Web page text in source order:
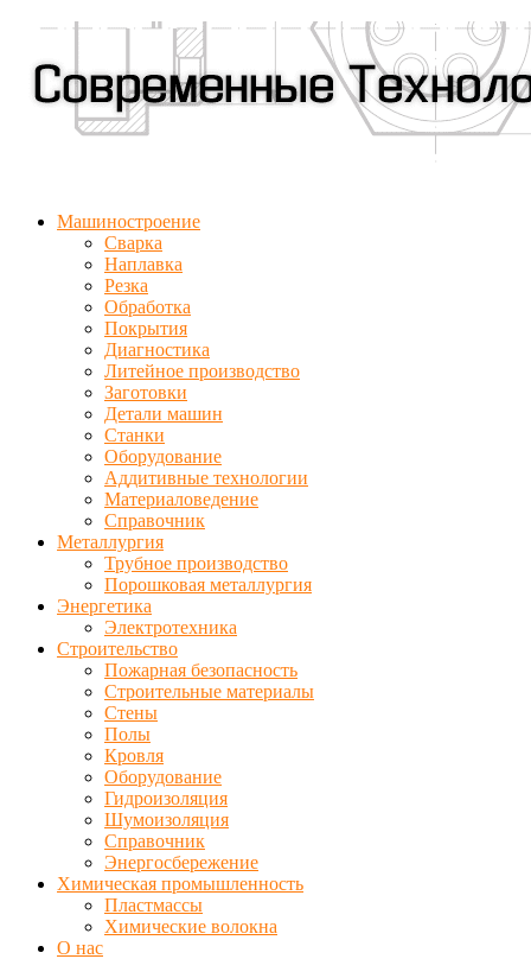
Машиностроение
Сварка
Наплавка
Резка
Обработка
Покрытия
Диагностика
Литейное производство
Заготовки
Детали машин
Станки
Оборудование
Аддитивные технологии
Материаловедение
Справочник
Металлургия
Трубное производство
Порошковая металлургия
Энергетика
Электротехника
Строительство
Пожарная безопасность
Строительные материалы
Стены
Полы
Кровля
Оборудование
Гидроизоляция
Шумоизоляция
Справочник
Энергосбережение
Химическая промышленность
Пластмассы
Химические волокна
О нас